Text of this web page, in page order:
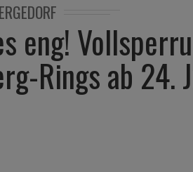
eng!
Rings ab 24.